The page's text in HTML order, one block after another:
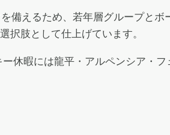
備えるため、若年層グループとボ
肢として仕上げています。
休暇には龍平・アルペンシア・フ